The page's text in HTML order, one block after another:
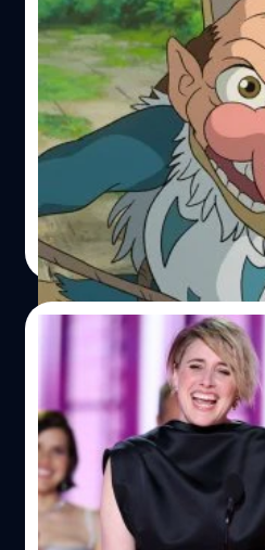
กราฟิกดีไซเนอร์โคลอ
เคยทำงานกับ Hayao
And The Heron’
กราฟิกดีไซเนอร์โคลอมเบียโ
เตอร์ เคยทำงานร่วมกับ
The Heron' ของ Studio Ghibli
ประภาส อยู่เย็น | 924 days ago
Read More
11/01/2024
Greta Gerwig คอมเมน
‘หนังตุ๊กตาพลาสติกนม
เวทีลูกโลกทองคำ
"เขาไม่ได้พูดผิด" Greta
มุกแป้กแซวหนัง 'Barbie' ของ
ว่าเป็นหนังตุ๊กตาพลาสติกนม
81